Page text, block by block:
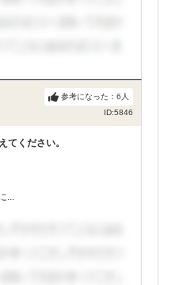
ID:5846
参考になった： 6 人
てください。
...